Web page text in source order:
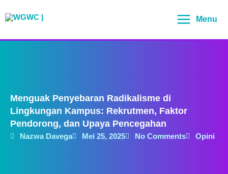
ke
Menu
Menguak Penyebaran Radikalisme di
Lingkungan Kampus: Rekrutmen, Faktor
Pendorong, dan Upaya Pencegahan
Nazwa Davega Mei 25, 2025 No Comments Opini